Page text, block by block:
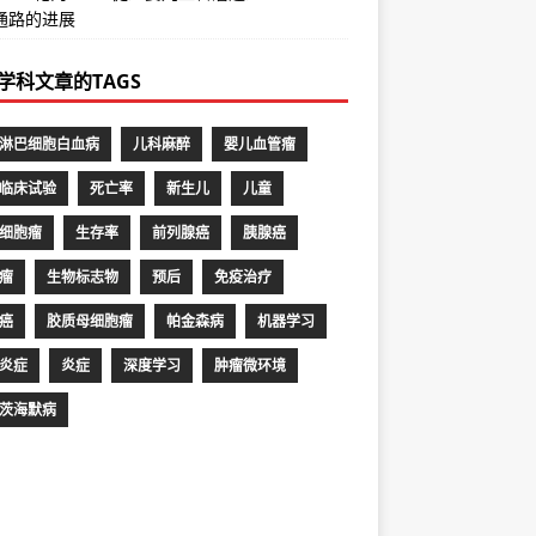
路的进展
科文章的TAGS
巴细胞白血病 儿科麻醉 婴儿血管瘤
床试验 死亡率 新生儿 儿童
胞瘤 生存率 前列腺癌 胰腺癌
生物标志物 预后 免疫治疗
胶质母细胞瘤 帕金森病 机器学习
症 炎症 深度学习 肿瘤微环境
海默病